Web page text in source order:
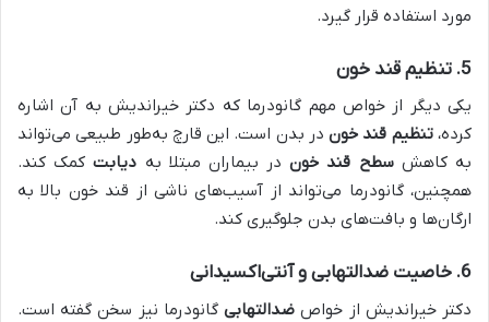
مورد استفاده قرار گیرد.
5. تنظیم قند خون
یکی دیگر از خواص مهم گانودرما که دکتر خیراندیش به آن اشاره
کرده،تنظیم قند خوندر بدن است. این قارچ به‌طور طبیعی می‌تواند
به کاهشسطح قند خوندر بیماران مبتلا به دیابتکمک کند.
همچنین، گانودرما می‌تواند از آسیب‌های ناشی از قند خون بالا به
ارگان‌ها و بافت‌های بدن جلوگیری کند.
6. خاصیت ضدالتهابی و آنتی‌اکسیدانی
دکتر خیراندیش از خواص ضدالتهابیگانودرما نیز سخن گفته است.